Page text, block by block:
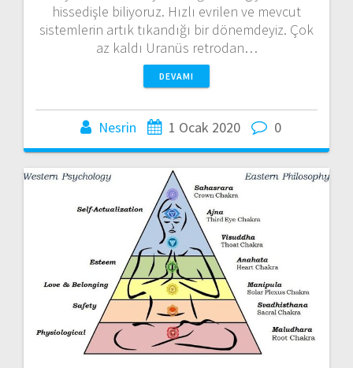
hissedişle biliyoruz. Hızlı evrilen ve mevcut
sistemlerin artık tıkandığı bir dönemdeyiz. Çok
az kaldı Uranüs retrodan…
DEVAMI
Nesrin 1 Ocak 2020 0